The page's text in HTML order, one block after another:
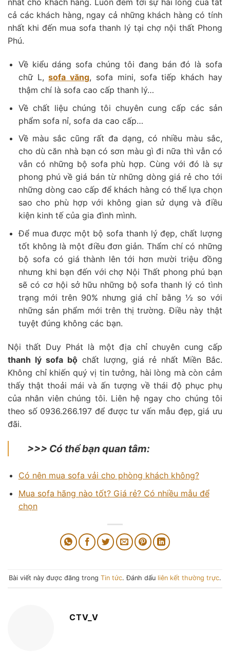
nhất cho khách hàng. Luôn đem tới sự hài lòng của tất
cả các khách hàng, ngay cả những khách hàng có tính
nhất khi đến mua sofa thanh lý tại chợ nội thất Phong
Phú.
Về kiểu dáng sofa chúng tôi đang bán đó là sofa
chữ L,sofa văng, sofa mini, sofa tiếp khách hay
thậm chí là sofa cao cấp thanh lý…
Về chất liệu chúng tôi chuyên cung cấp các sản
phẩm sofa nỉ, sofa da cao cấp…
Về màu sắc cũng rất đa dạng, có nhiều màu sắc,
cho dù căn nhà bạn có sơn màu gì đi nữa thì vẫn có
vẫn có những bộ sofa phù hợp. Cùng với đó là sự
phong phú về giá bán từ những dòng giá rẻ cho tới
những dòng cao cấp để khách hàng có thể lựa chọn
sao cho phù hợp với không gian sử dụng và điều
kiện kinh tế của gia đình mình.
Để mua được một bộ sofa thanh lý đẹp, chất lượng
tốt không là một điều đơn giản. Thẩm chí có những
bộ sofa có giá thành lên tới hơn mười triệu đồng
nhưng khi bạn đến với chợ Nội Thất phong phú bạn
sẽ có cơ hội sở hữu những bộ sofa thanh lý có tình
trạng mới trên 90% nhưng giá chỉ bằng ½ so với
những sản phẩm mới trên thị trường. Điều này thật
tuyệt đúng không các bạn.
Nội thất Duy Phát là một địa chỉ chuyên cung cấp
thanh lý sofa bộ chất lượng, giá rẻ nhất Miền Bắc.
Không chỉ khiến quý vị tin tưởng, hài lòng mà còn cảm
thấy thật thoải mái và ấn tượng về thái độ phục phụ
của nhân viên chúng tôi. Liên hệ ngay cho chúng tôi
theo số 0936.266.197 để được tư vấn mẫu đẹp, giá ưu
đãi.
>>> Có thể bạn quan tâm:
Có nên mua sofa vải cho phòng khách không?
Mua sofa hãng nào tốt? Giá rẻ? Có nhiều mẫu để
chọn
Bài viết này được đăng trong Tin tức. Đánh dấu liên kết thường trực.
CTV_V